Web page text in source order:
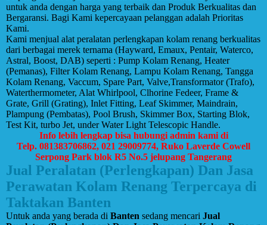
untuk anda dengan harga yang terbaik dan Produk Berkualitas dan
Bergaransi. Bagi Kami kepercayaan pelanggan adalah Prioritas
Kami.
Kami menjual alat peralatan perlengkapan kolam renang berkualitas
dari berbagai merek ternama (Hayward, Emaux, Pentair, Waterco,
Astral, Boost, DAB) seperti : Pump Kolam Renang, Heater
(Pemanas), Filter Kolam Renang, Lampu Kolam Renang, Tangga
Kolam Renang, Vaccum, Spare Part, Valve,Transformator (Trafo),
Waterthermometer, Alat Whirlpool, Clhorine Fedeer, Frame &
Grate, Grill (Grating), Inlet Fitting, Leaf Skimmer, Maindrain,
Plampung (Pembatas), Pool Brush, Skimmer Box, Starting Blok,
Test Kit, turbo Jet, under Water Light Telescopic Handle.
Info lebih lengkap bisa hubungi admin kami di
Telp. 081383706862, 021 29009774, Ruko Laverde Cowell
Serpong Park blok R5 No.5 jelupang Tangerang
Jual Peralatan (Perlengkapan) Dan Jasa
Perawatan Kolam Renang Terpercaya di
Taktakan Banten
Untuk anda yang berada di Banten sedang mencari Jual